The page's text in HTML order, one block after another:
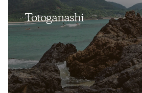
Totoganashi